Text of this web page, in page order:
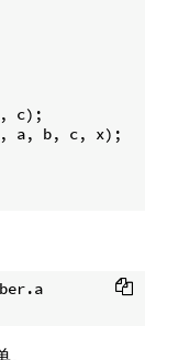
c);
, a, b, c, x);